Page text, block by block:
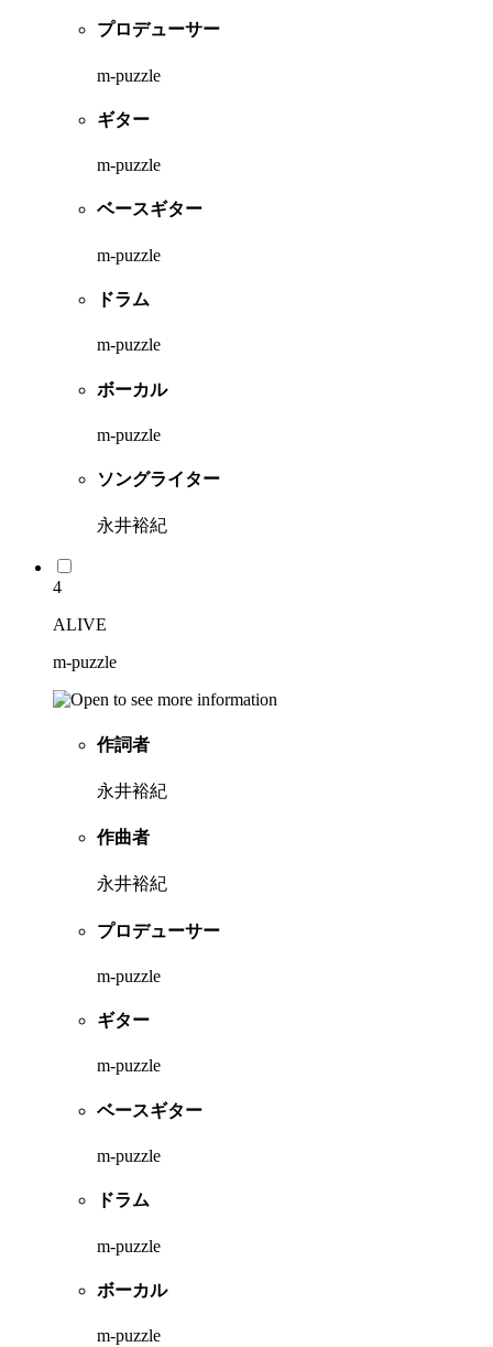
プロデューサー
m-puzzle
ギター
m-puzzle
ベースギター
m-puzzle
ドラム
m-puzzle
ボーカル
m-puzzle
ソングライター
永井裕紀
4
ALIVE
m-puzzle
作詞者
永井裕紀
作曲者
永井裕紀
プロデューサー
m-puzzle
ギター
m-puzzle
ベースギター
m-puzzle
ドラム
m-puzzle
ボーカル
m-puzzle